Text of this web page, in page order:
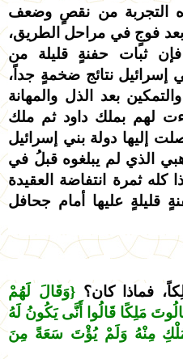
التجربة من نقصٍ وضعف
فوجٍ في مراحل الطريق،
ثبات حفنةٍ قليلة من
إسرائيل نتائج ضخمةٍ جداً،
بعد الذل والمهانة
لهم بملك داود ثم ملك
إليها دولة بني إسرائيل
الذي لم يبلغوه قبلُ في
كله ثمرة انتفاضة العقيدة
قليلةٍ عليها أمام جحافل
فماذا كان؟ {وَقَالَ لَهُمْ
مَلِكًا قَالُوا أَنَّى يَكُونُ لَهُ
مِنْهُ وَلَمْ يُؤْتَ سَعَةً مِنَ